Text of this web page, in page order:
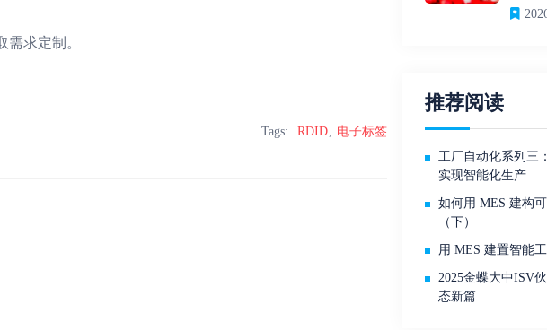
求定制。
Tags: RDID 电子标签
推荐阅读
工厂自动化系列三
实现智能化生产
如何用 MES 建构
（下）
用 MES 建置智能
2025金蝶大中ISV
态新篇